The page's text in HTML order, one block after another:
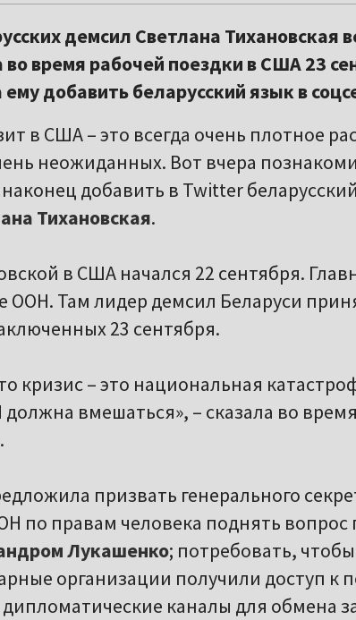
демсил Светлана Тихановская
время рабочей поездки в США 23
добавить беларусский язык в
в США – это всегда очень плотное
неожиданных. Вот вчера
добавить в Twitter
Тихановская.
в США начался 22 сентября.
ООН. Там лидер демсил Беларуси
23 сентября.
кризис – это национальная
вмешаться», – сказала во
призвать генерального
по правам человека поднять
Лукашенко; потребовать,
организации получили доступ к
дипломатические каналы для обмена